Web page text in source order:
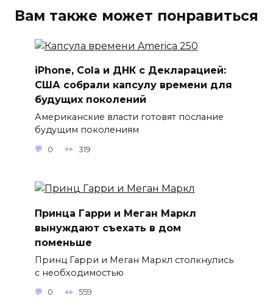
Вам также может понравиться
iPhone, Cola и ДНК с Декларацией:
США собрали капсулу времени для
будущих поколений
Американские власти готовят послание
будущим поколениям
0 319
Принца Гарри и Меган Маркл
вынуждают съехать в дом
поменьше
Принц Гарри и Меган Маркл столкнулись
с необходимостью
0 559